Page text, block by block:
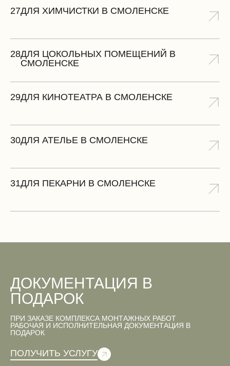
27ДЛЯ ХИМЧИСТКИ В СМОЛЕНСКЕ
28ДЛЯ ЦОКОЛЬНЫХ ПОМЕЩЕНИЙ В
СМОЛЕНСКЕ
29ДЛЯ КИНОТЕАТРА В СМОЛЕНСКЕ
30ДЛЯ АТЕЛЬЕ В СМОЛЕНСКЕ
31ДЛЯ ПЕКАРНИ В СМОЛЕНСКЕ
ДОКУМЕНТАЦИЯ В
ПОДАРОК
ПРИ ЗАКАЗЕ КОМПЛЕКСА МОНТАЖНЫХ РАБОТ
РАБОЧАЯ И ИСПОЛНИТЕЛЬНАЯ ДОКУМЕНТАЦИЯ В
ПОДАРОК
ПОЛУЧИТЬ УСЛУГУ